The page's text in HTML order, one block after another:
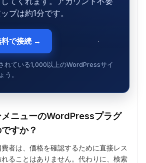
プは約1分です。
料で接続 →
れている1,000以上のWordPressサイ
う。
ニューのWordPressプラグ
すか？
者は、価格を確認するために直接レス
れることはありません。代わりに、検索